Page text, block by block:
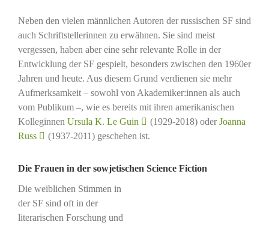
Neben den vielen männlichen Autoren der russischen SF sind
auch Schriftstellerinnen zu erwähnen. Sie sind meist
vergessen, haben aber eine sehr relevante Rolle in der
Entwicklung der SF gespielt, besonders zwischen den 1960er
Jahren und heute. Aus diesem Grund verdienen sie mehr
Aufmerksamkeit – sowohl von Akademiker:innen als auch
vom Publikum –, wie es bereits mit ihren amerikanischen
Kolleginnen Ursula K. Le Guin (1929-2018) oderJoanna
Russ
(1937-2011) geschehen ist.
Die Frauen in der sowjetischen Science Fiction
Die weiblichen Stimmen in
der SF sind oft in der
literarischen Forschung und